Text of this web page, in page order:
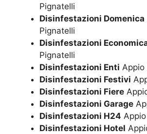
Pignatelli
Disinfestazioni Domenica
Pignatelli
Disinfestazioni
Pignatelli
Disinfestazioni Enti Appio
Disinfestazioni Festivi
Disinfestazioni Fiere
Disinfestazioni Garage
Disinfestazioni H24
Disinfestazioni Hotel